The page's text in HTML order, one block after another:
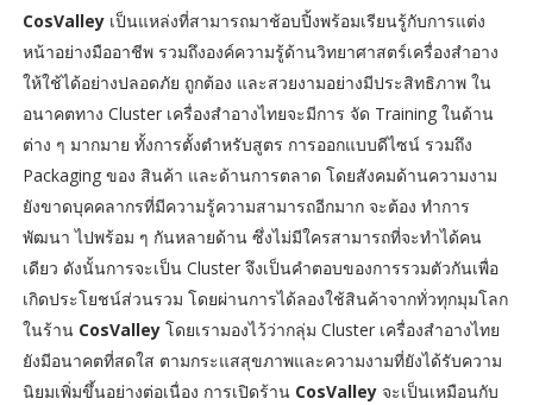
CosValleyเป็นแหล่งที่สามารถมาช้อบปิ้งพร้อมเรียนรู้กับการแต่ง
หน้าอย่างมืออาชีพ รวมถึงองค์ความรู้ด้านวิทยาศาสตร์เครื่องสำอาง
ให้ใช้ได้อย่างปลอดภัย ถูกต้อง และสวยงามอย่างมีประสิทธิภาพ ใน
อนาคตทาง Cluster เครื่องสำอางไทยจะมีการ จัด Training ในด้าน
ต่าง ๆ มากมาย ทั้งการตั้งตำหรับสูตร การออกแบบดีไซน์ รวมถึง
Packaging ของ สินค้า และด้านการตลาด โดยสังคมด้านความงาม
ยังขาดบุคคลากรที่มีความรู้ความสามารถอีกมาก จะต้อง ทำการ
พัฒนา ไปพร้อม ๆ กันหลายด้าน ซึ่งไม่มีใครสามารถที่จะทำได้คน
เดียว ดังนั้นการจะเป็น Cluster จึงเป็นคำตอบของการรวมตัวกันเพื่อ
เกิดประโยชน์ส่วนรวม โดยผ่านการได้ลองใช้สินค้าจากทั่วทุกมุมโลก
ในร้าน CosValleyโดยเรามองไว้ว่ากลุ่ม Cluster เครื่องสำอางไทย
ยังมีอนาคตที่สดใส ตามกระแสสุขภาพและความงามที่ยังได้รับความ
นิยมเพิ่มขึ้นอย่างต่อเนื่อง การเปิดร้าน CosValleyจะเป็นเหมือนกับ